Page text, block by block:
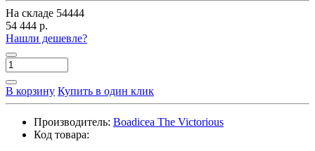
На складе 54444
54 444 р.
Нашли дешевле?
В корзину Купить в один клик
Производитель: Boadicea The Victorious
Код товара: